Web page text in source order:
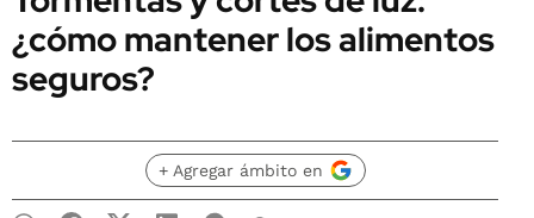
¿cómo mantener los alimentos
seguros?
+ Agregar ámbito en